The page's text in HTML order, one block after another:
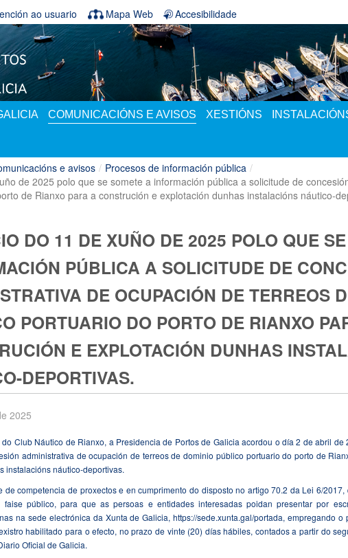
ao usuario Mapa Web Accesibilidade
COMUNICACIÓNS E AVISOS XESTIÓNS
e avisos / Procesos de información pública /
de 2025 polo que se somete a información pública a solicitude de
de Rianxo para a construción e explotación dunhas instalacións náutico-
DO 11 DE XUÑO DE 2025 POLO QUE
PÚBLICA A SOLICITUDE DE
DE OCUPACIÓN DE TERREOS
PORTUARIO DO PORTO DE RIANXO
E EXPLOTACIÓN DUNHAS
DEPORTIVAS.
2025
Club Náutico de Rianxo, a Presidencia de Portos de Galicia acordou o día 2 de abril de
administrativa de ocupación de terreos de dominio público portuario do porto de
instalacións náutico-deportivas.
de competencia de proxectos e en cumprimento do disposto no artigo 70.2 da Lei 6/
faise público, para que as persoas e entidades interesadas poidan presentar por
na sede electrónica da Xunta de Galicia, https://sede.xunta.gal/portada, empregando o
habilitado para o efecto, no prazo de vinte (20) días hábiles, contados a partir do
Oficial de Galicia.